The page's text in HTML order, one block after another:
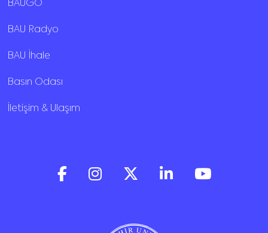
BAUGO
BAU Radyo
BAU İhale
Basın Odası
İletişim & Ulaşım